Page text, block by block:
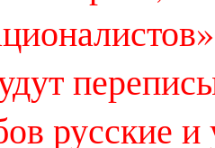
русские